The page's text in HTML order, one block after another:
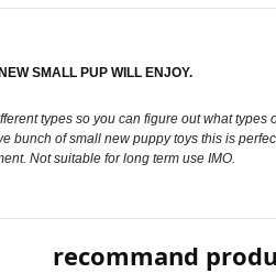
SMALL PUP WILL ENJOY.
types so you can figure out what
bunch of small new puppy toys this is
Not suitable for long term use IMO.
recommand